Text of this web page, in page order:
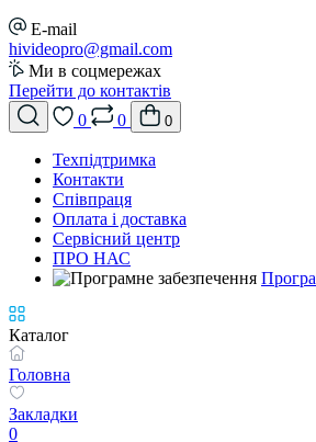
E-mail
hivideopro@gmail.com
Ми в соцмережах
Перейти до контактів
0
0 0
Техпідтримка
Контакти
Співпраця
Оплата і доставка
Сервісний центр
ПРО НАС
Каталог
Головна
Закладки
0